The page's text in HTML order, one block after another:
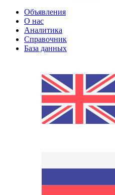
Объявления
О нас
Аналитика
Справочник
База данных